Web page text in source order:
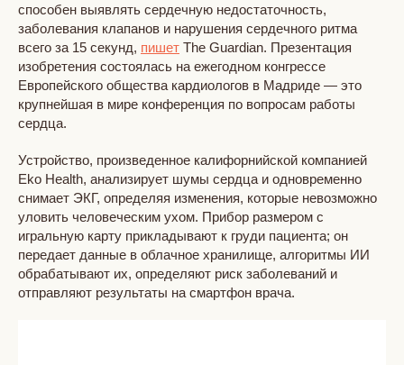
способен выявлять сердечную недостаточность,
заболевания клапанов и нарушения сердечного ритма
всего за 15 секунд, пишет The Guardian. Презентация
изобретения состоялась на ежегодном конгрессе
Европейского общества кардиологов в Мадриде — это
крупнейшая в мире конференция по вопросам работы
сердца.
Устройство, произведенное калифорнийской компанией
Eko Health, анализирует шумы сердца и одновременно
снимает ЭКГ, определяя изменения, которые невозможно
уловить человеческим ухом. Прибор размером с
игральную карту прикладывают к груди пациента; он
передает данные в облачное хранилище, алгоритмы ИИ
обрабатывают их, определяют риск заболеваний и
отправляют результаты на смартфон врача.